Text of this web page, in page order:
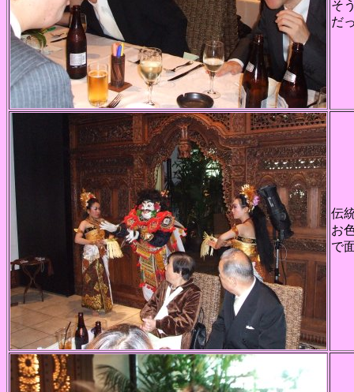
そ
だ
伝
お
で